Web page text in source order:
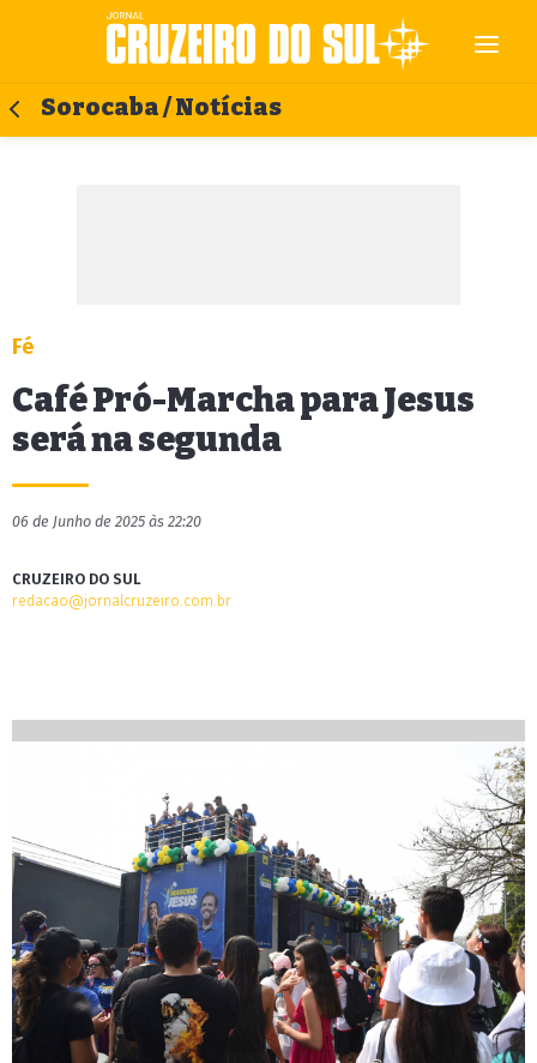
Sorocaba / Notícias
Fé
Café Pró-Marcha para Jesus
será na segunda
06 de Junho de 2025 às 22:20
CRUZEIRO DO SUL
redacao@jornalcruzeiro.com.br